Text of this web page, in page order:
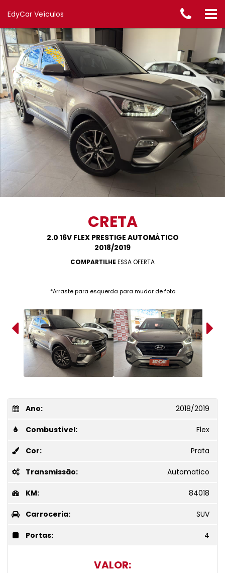
EdyCar Veículos
CRETA
2.0 16V FLEX PRESTIGE AUTOMÁTICO
2018/2019
COMPARTILHE ESSA OFERTA
*Arraste para esquerda para mudar de foto
Ano: 2018/2019
Combustível: Flex
Cor: Prata
Transmissão: Automatico
KM: 84018
Carroceria: SUV
Portas: 4
VALOR: